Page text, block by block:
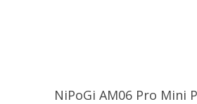
NiPoGi AM06 Pro Mini